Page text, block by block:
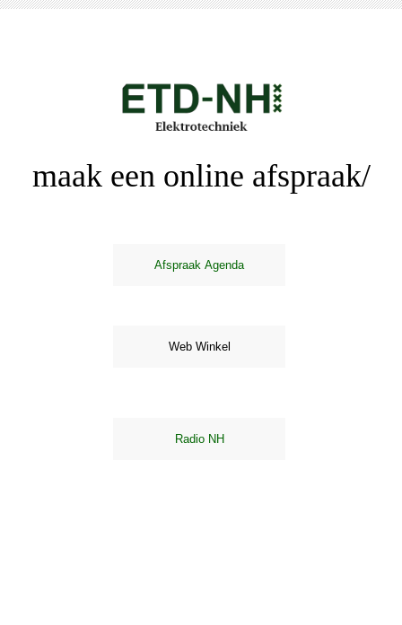
maak een online afspraak/